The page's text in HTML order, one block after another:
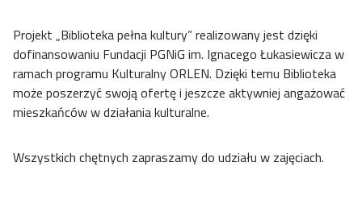
Projekt „Biblioteka pełna kultury” realizowany jest dzięki
dofinansowaniu Fundacji PGNiG im. Ignacego Łukasiewicza w
ramach programu Kulturalny ORLEN. Dzięki temu Biblioteka
może poszerzyć swoją ofertę i jeszcze aktywniej angażować
mieszkańców w działania kulturalne.
Wszystkich chętnych zapraszamy do udziału w zajęciach.